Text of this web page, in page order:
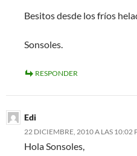
Besitos desde los fríos
Sonsoles.
RESPONDER
Edi
22 DICIEMBRE, 2010 A LAS 10:02
Hola Sonsoles,